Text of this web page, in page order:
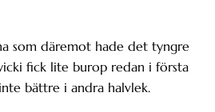
som däremot hade det tyngre
fick lite burop redan i första
bättre i andra halvlek.